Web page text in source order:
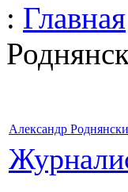
: Главная
Александр